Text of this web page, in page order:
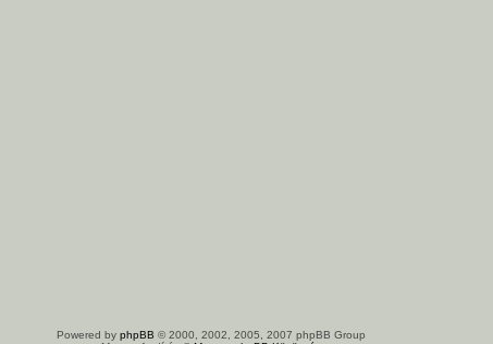
Powered by phpBB © 2000, 2002, 2005, 2007 phpBB Group